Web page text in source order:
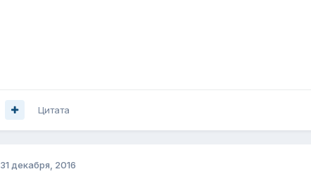
Цитата
31 декабря, 2016